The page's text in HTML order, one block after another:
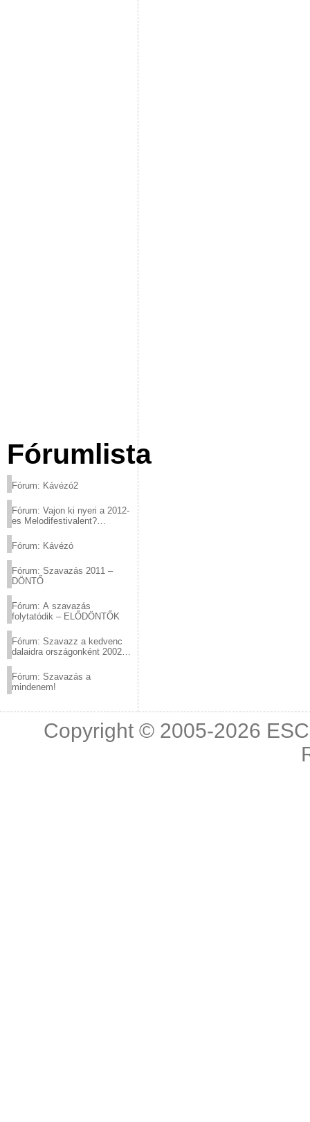
Fórumlista
Fórum: Kávézó2
Fórum: Vajon ki nyeri a 2012-
es Melodifestivalent?
Fórum: Kávézó
Fórum: Szavazás 2011 –
DÖNTŐ
Fórum: A szavazás
folytatódik – ELŐDÖNTŐK
Fórum: Szavazz a kedvenc
dalaidra országonként 2002
Fórum: Szavazás a
mindenem!
Copyright © 2005-2026